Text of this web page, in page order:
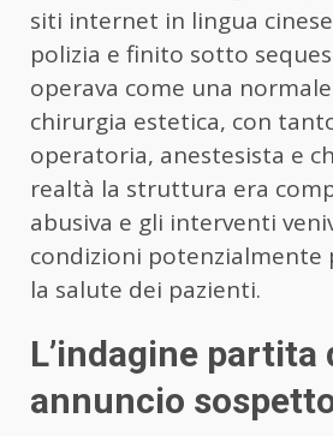
siti internet in lingua
polizia e finito sotto
operava come una
chirurgia estetica, con
operatoria, anestesista e
realtà la struttura era
abusiva e gli interventi
condizioni potenzialmente
la salute dei pazienti.
L’indagine partita
annuncio